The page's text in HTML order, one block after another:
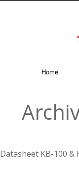
Datasheet KB-100 &